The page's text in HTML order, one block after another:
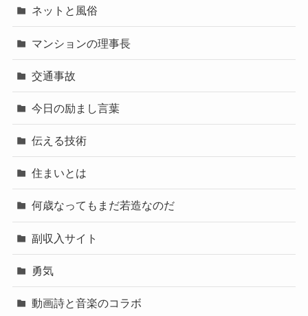
ネットと風俗
マンションの理事長
交通事故
今日の励まし言葉
伝える技術
住まいとは
何歳なってもまだ若造なのだ
副収入サイト
勇気
動画詩と音楽のコラボ